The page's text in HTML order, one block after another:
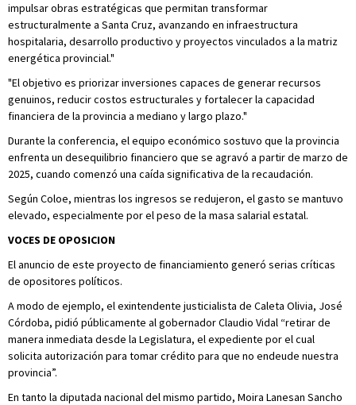
impulsar obras estratégicas que permitan transformar
estructuralmente a Santa Cruz, avanzando en infraestructura
hospitalaria, desarrollo productivo y proyectos vinculados a la matriz
energética provincial."
"El objetivo es priorizar inversiones capaces de generar recursos
genuinos, reducir costos estructurales y fortalecer la capacidad
financiera de la provincia a mediano y largo plazo."
Durante la conferencia, el equipo económico sostuvo que la provincia
enfrenta un desequilibrio financiero que se agravó a partir de marzo de
2025, cuando comenzó una caída significativa de la recaudación.
Según Coloe, mientras los ingresos se redujeron, el gasto se mantuvo
elevado, especialmente por el peso de la masa salarial estatal.
VOCES DE OPOSICION
El anuncio de este proyecto de financiamiento generó serias críticas
de opositores políticos.
A modo de ejemplo, el exintendente justicialista de Caleta Olivia, José
Córdoba, pidió públicamente al gobernador Claudio Vidal “retirar de
manera inmediata desde la Legislatura, el expediente por el cual
solicita autorización para tomar crédito para que no endeude nuestra
provincia”.
En tanto la diputada nacional del mismo partido, Moira Lanesan Sancho